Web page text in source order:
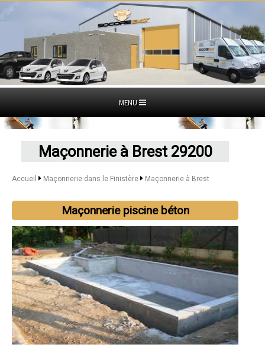
MENU
Maçonnerie à Brest 29200
Accueil Maçonnerie dans le Finistère Maçonnerie à Brest
Maçonnerie piscine béton